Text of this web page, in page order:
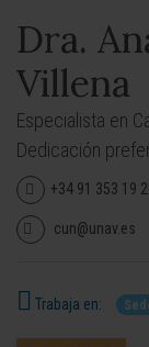
Dra.
Villena
Especialista en
Dedicación
+34 91 353 19
cun@unav.es
Trabaja en: